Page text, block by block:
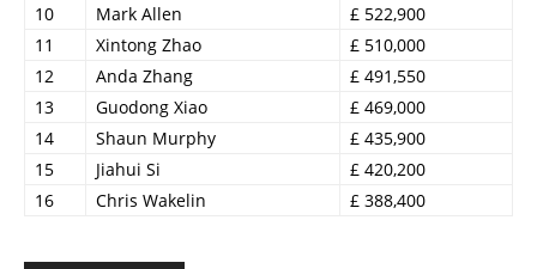
10
Mark Allen
£ 522,900
11
Xintong Zhao
£ 510,000
12
Anda Zhang
£ 491,550
13
Guodong Xiao
£ 469,000
14
Shaun Murphy
£ 435,900
15
Jiahui Si
£ 420,200
16
Chris Wakelin £ 388,400